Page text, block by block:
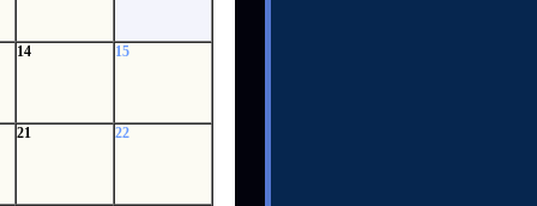
14 15
21 22